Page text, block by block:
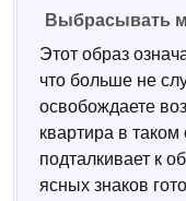
Выбрасывать
Этот образ
что больше не
освобождаете
квартира в таком
подталкивает к
ясных знаков